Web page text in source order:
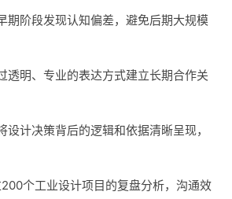
期阶段发现认知偏差，避免后期大规模
透明、专业的表达方式建立长期合作关
设计决策背后的逻辑和依据清晰呈现，
个工业设计项目的复盘分析，沟通效